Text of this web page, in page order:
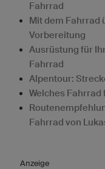
Fahrrad
Mit dem Fahrrad
Vorbereitung
Ausrüstung für
Fahrrad
Alpentour:
Welches
Fahrrad von
Anzeige